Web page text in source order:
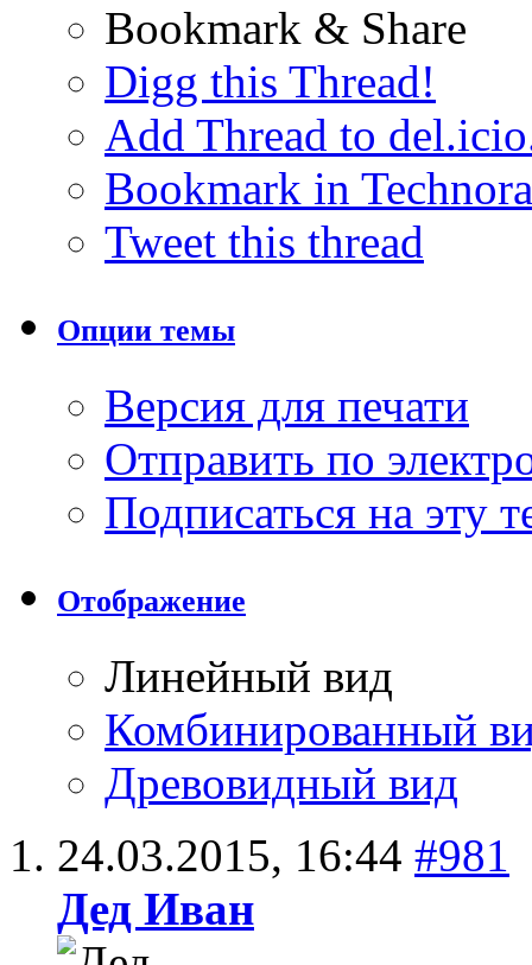
Bookmark & Share
Digg this Thread!
Add Thread to
Bookmark in
Tweet this thread
Опции темы
Версия для печати
Отправить по
Подписаться на эту
Отображение
Линейный вид
Комбинированный
Древовидный вид
24.03.2015, 16:44 #981
Дед Иван